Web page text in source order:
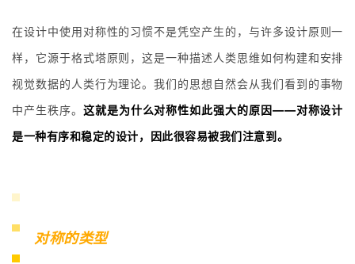
在设计中使用对称性的习惯不是凭空产生的，与许多设计原则一
样，它源于格式塔原则，这是一种描述人类思维如何构建和安排
视觉数据的人类行为理论。我们的思想自然会从我们看到的事物
中产生秩序。 这就是为什么对称性如此强大的原因——对称设计
是一种有序和稳定的设计，因此很容易被我们注意到。
对称的类型